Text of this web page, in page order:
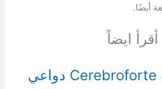
أيضًا.
أقرأ ايضاً
سيربروفورت Cerebroforte دواعي